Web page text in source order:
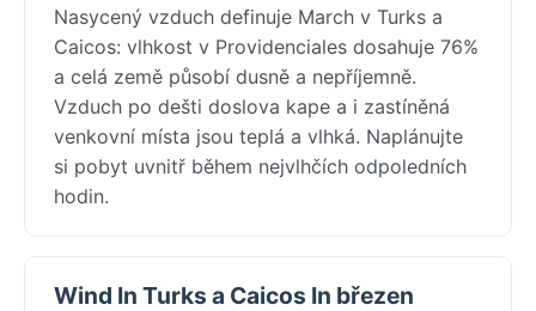
Nasycený vzduch definuje March v Turks a
Caicos: vlhkost v Providenciales dosahuje 76%
a celá země působí dusně a nepříjemně.
Vzduch po dešti doslova kape a i zastíněná
venkovní místa jsou teplá a vlhká. Naplánujte
si pobyt uvnitř během nejvlhčích odpoledních
hodin.
Wind In Turks a Caicos In březen